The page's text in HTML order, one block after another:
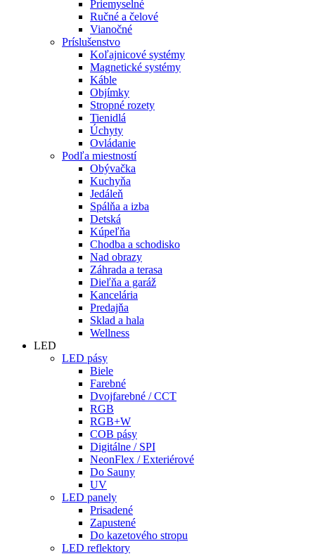
Priemyselné
Ručné a čelové
Vianočné
Príslušenstvo
Koľajnicové systémy
Magnetické systémy
Káble
Objímky
Stropné rozety
Tienidlá
Úchyty
Ovládanie
Podľa miestností
Obývačka
Kuchyňa
Jedáleň
Spálňa a izba
Detská
Kúpeľňa
Chodba a schodisko
Nad obrazy
Záhrada a terasa
Dieľňa a garáž
Kancelária
Predajňa
Sklad a hala
Wellness
LED
LED pásy
Biele
Farebné
Dvojfarebné / CCT
RGB
RGB+W
COB pásy
Digitálne / SPI
NeonFlex / Exteriérové
Do Sauny
UV
LED panely
Prisadené
Zapustené
Do kazetového stropu
LED reflektory